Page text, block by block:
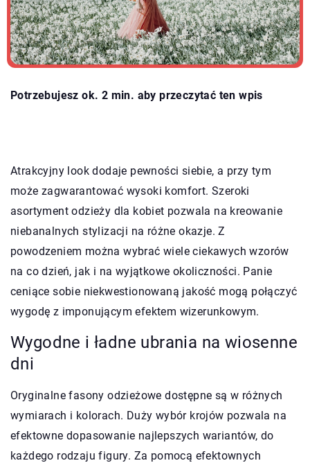
Potrzebujesz ok. 2 min. aby przeczytać ten wpis
Atrakcyjny look dodaje pewności siebie, a przy tym
może zagwarantować wysoki komfort. Szeroki
asortyment odzieży dla kobiet pozwala na kreowanie
niebanalnych stylizacji na różne okazje. Z
powodzeniem można wybrać wiele ciekawych wzorów
na co dzień, jak i na wyjątkowe okoliczności. Panie
ceniące sobie niekwestionowaną jakość mogą połączyć
wygodę z imponującym efektem wizerunkowym.
Wygodne i ładne ubrania na wiosenne
dni
Oryginalne fasony odzieżowe dostępne są w różnych
wymiarach i kolorach. Duży wybór krojów pozwala na
efektowne dopasowanie najlepszych wariantów, do
każdego rodzaju figury. Za pomocą efektownych